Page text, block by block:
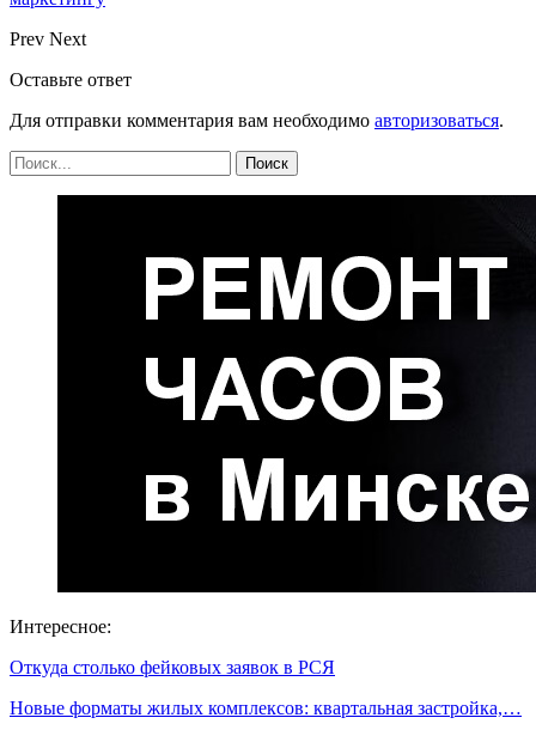
Prev Next
Оставьте ответ
Для отправки комментария вам необходимо авторизоваться.
Интересное:
Откуда столько фейковых заявок в РСЯ
Новые форматы жилых комплексов: квартальная застройка,…